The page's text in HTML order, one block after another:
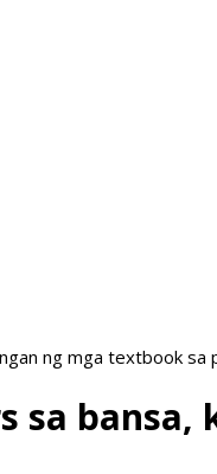
ng mga textbook sa
sa bansa,